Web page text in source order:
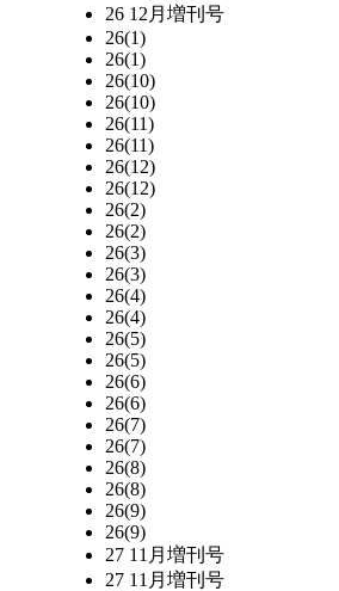
26 12月増刊号
26(1)
26(1)
26(10)
26(10)
26(11)
26(11)
26(12)
26(12)
26(2)
26(2)
26(3)
26(3)
26(4)
26(4)
26(5)
26(5)
26(6)
26(6)
26(7)
26(7)
26(8)
26(8)
26(9)
26(9)
27 11月増刊号
27 11月増刊号